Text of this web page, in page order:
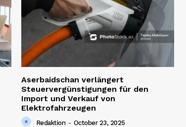
Aserbaidschan verlängert
Steuervergünstigungen für den
Import und Verkauf von
Elektrofahrzeugen
Redaktion - October 23, 2025